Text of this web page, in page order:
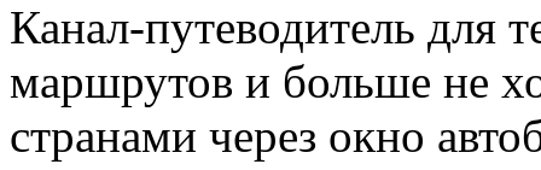
Канал-путеводитель для
маршрутов и больше не
странами через окно